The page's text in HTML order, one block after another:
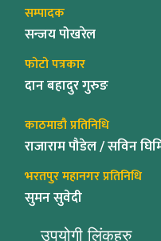
सम्पादक
सन्जय पोखरेल
फोटो पत्रकार
दान बहादुर गुरुङ
काठमाडौ प्रतिनिधि
राजाराम पौडेल / सविन
भरतपुर महानगर प्रतिनिधि
सुमन सुवेदी
उपयोगी लिंकहरु